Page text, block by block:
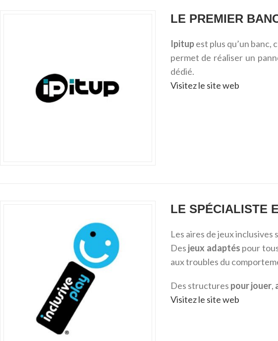
LE PREMIER
Ipitupest plus qu’un banc,
permet de réaliser un
dédié.
Visitez le site web
LE SPÉCIALISTE
Les aires de jeux
Des jeux adaptés pour
aux troubles du
Des structures pour jouer,
Visitez le site web